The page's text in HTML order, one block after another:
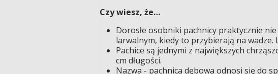
Czy wiesz, że…
Dorosłe osobniki pachnicy praktycznie
larwalnym, kiedy to przybierają na wadze.
Pachice są jednymi z największych
cm długości.
Nazwa - pachnica dębowa odnosi się do